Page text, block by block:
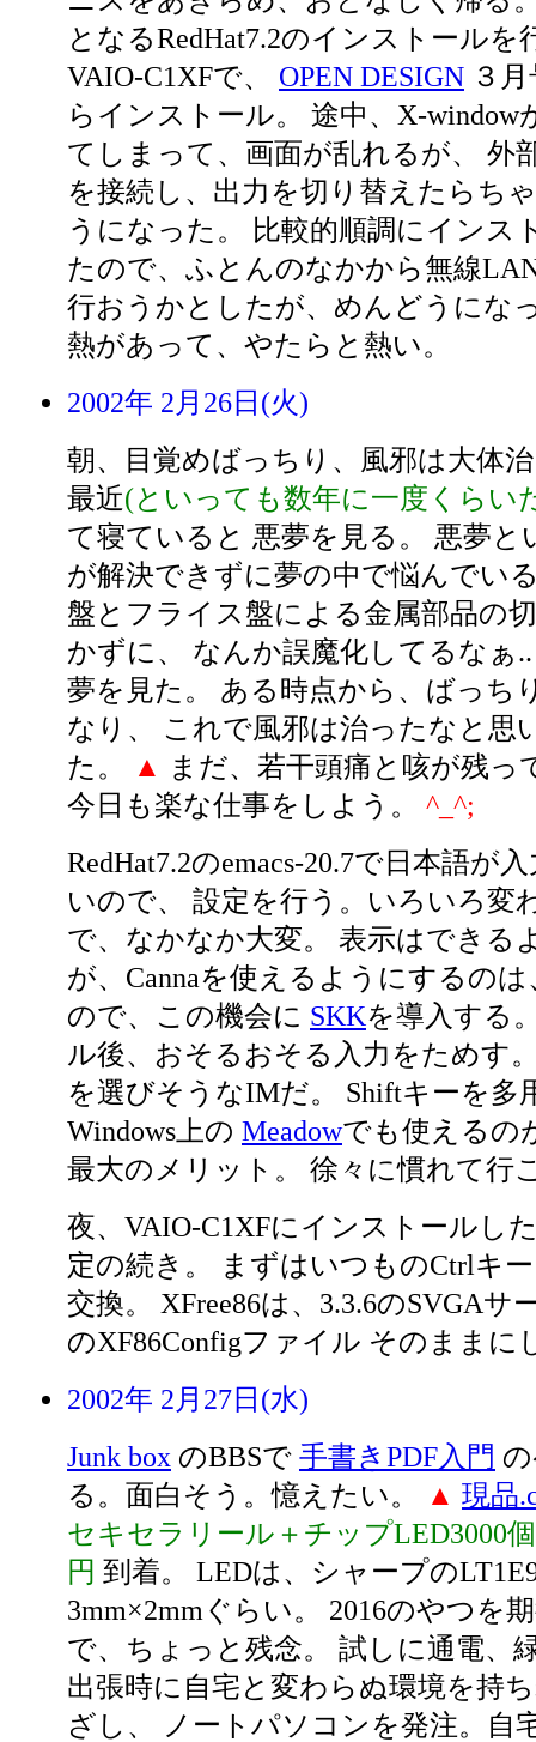
となるRedHat7.2のインストールを
VAIO-C1XFで、 OPEN DESIGN ３
らインストール。 途中、X-window
てしまって、画面が乱れるが、 外
を接続し、出力を切り替えたらち
うになった。 比較的順調にインス
たので、ふとんのなかから無線
行おうかとしたが、めんどうにな
熱があって、やたらと熱い。
2002年 2月26日(火)
朝、目覚めばっちり、風邪は大体
最近(といっても数年に一度くらい
て寝ていると 悪夢を見る。 悪夢と
が解決できずに夢の中で悩んでい
盤とフライス盤による金属部品の
かずに、 なんか誤魔化してるなぁ
夢を見た。 ある時点から、ばっち
なり、 これで風邪は治ったなと思
た。
▲
まだ、若干頭痛と咳が残っ
今日も楽な仕事をしよう。 ^_^;
RedHat7.2のemacs-20.7で日本語が
いので、 設定を行う。いろいろ変
で、なかなか大変。 表示はできる
が、Cannaを使えるようにするの
ので、この機会に SKKを導入する
ル後、おそるおそる入力をためす
を選びそうなIMだ。 Shiftキーを多
Windows上の Meadowでも使えるの
最大のメリット。 徐々に慣れて行
夜、VAIO-C1XFにインストールし
定の続き。 まずはいつものCtrlキー
交換。 XFree86は、3.3.6のSVGAサ
のXF86Configファイル そのままに
2002年 2月27日(水)
Junk box のBBSで 手書きPDF入門
る。面白そう。憶えたい。
▲ 現品
セキセラリール＋チップLED3000
円 到着。 LEDは、シャープの
3mm×2mmぐらい。 2016のやつを
で、ちょっと残念。 試しに通電、
出張時に自宅と変わらぬ環境を持
ざし、 ノートパソコンを発注。自